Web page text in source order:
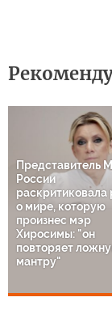
Представитель
России
раскритиковала
о мире, которую
произнес мэр
Хиросимы: "он
повторяет
мантру"